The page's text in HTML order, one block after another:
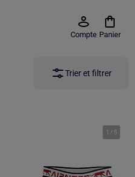
Compte Panier
Trier et filtrer
1 / 5